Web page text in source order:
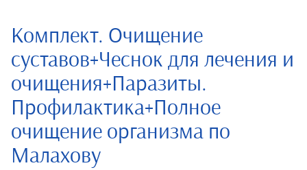
Комплект. Очищение
суставов+Чеснок для лечения и
очищения+Паразиты.
Профилактика+Полное
очищение организма по
Малахову